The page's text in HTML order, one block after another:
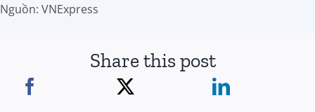
Nguồn: VNExpress
Share this post